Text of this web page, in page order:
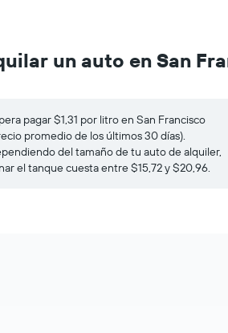
un auto en San
pagar $1,31 por litro en San Francisco
promedio de los últimos 30 días).
del tamaño de tu auto de alquiler,
el tanque cuesta entre $15,72 y $20,96.